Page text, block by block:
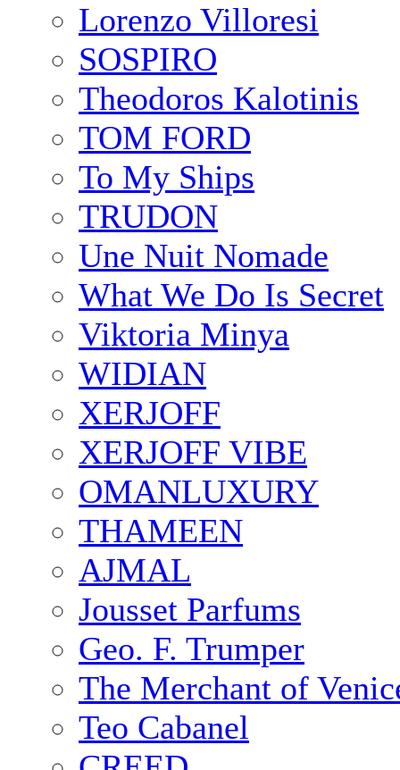
Lorenzo Villoresi
SOSPIRO
Theodoros Kalotinis
TOM FORD
To My Ships
TRUDON
Une Nuit Nomade
What We Do Is Secret
Viktoria Minya
WIDIAN
XERJOFF
XERJOFF VIBE
OMANLUXURY
THAMEEN
AJMAL
Jousset Parfums
Geo. F. Trumper
The Merchant of
Teo Cabanel